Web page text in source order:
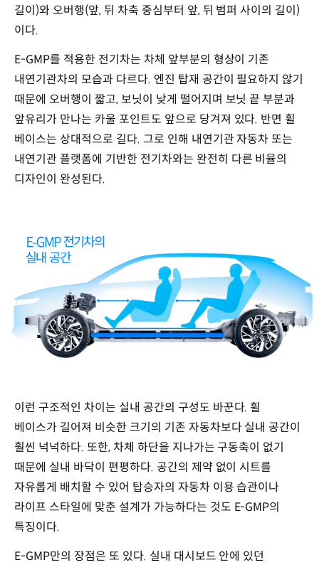
길이)와 오버행(앞, 뒤 차축 중심부터 앞, 뒤 범퍼 사이의 길이)
이다.
E-GMP를 적용한 전기차는 차체 앞부분의 형상이 기존
내연기관차의 모습과 다르다. 엔진 탑재 공간이 필요하지 않기
때문에 오버행이 짧고, 보닛이 낮게 떨어지며 보닛 끝 부분과
앞유리가 만나는 카울 포인트도 앞으로 당겨져 있다. 반면 휠
베이스는 상대적으로 길다. 그로 인해 내연기관 자동차 또는
내연기관 플랫폼에 기반한 전기차와는 완전히 다른 비율의
디자인이 완성된다.
이런 구조적인 차이는 실내 공간의 구성도 바꾼다. 휠
베이스가 길어져 비슷한 크기의 기존 자동차보다 실내 공간이
훨씬 넉넉하다. 또한, 차체 하단을 지나가는 구동축이 없기
때문에 실내 바닥이 편평하다. 공간의 제약 없이 시트를
자유롭게 배치할 수 있어 탑승자의 자동차 이용 습관이나
라이프 스타일에 맞춘 설계가 가능하다는 것도 E-GMP의
특징이다.
E-GMP만의 장점은 또 있다. 실내 대시보드 안에 있던